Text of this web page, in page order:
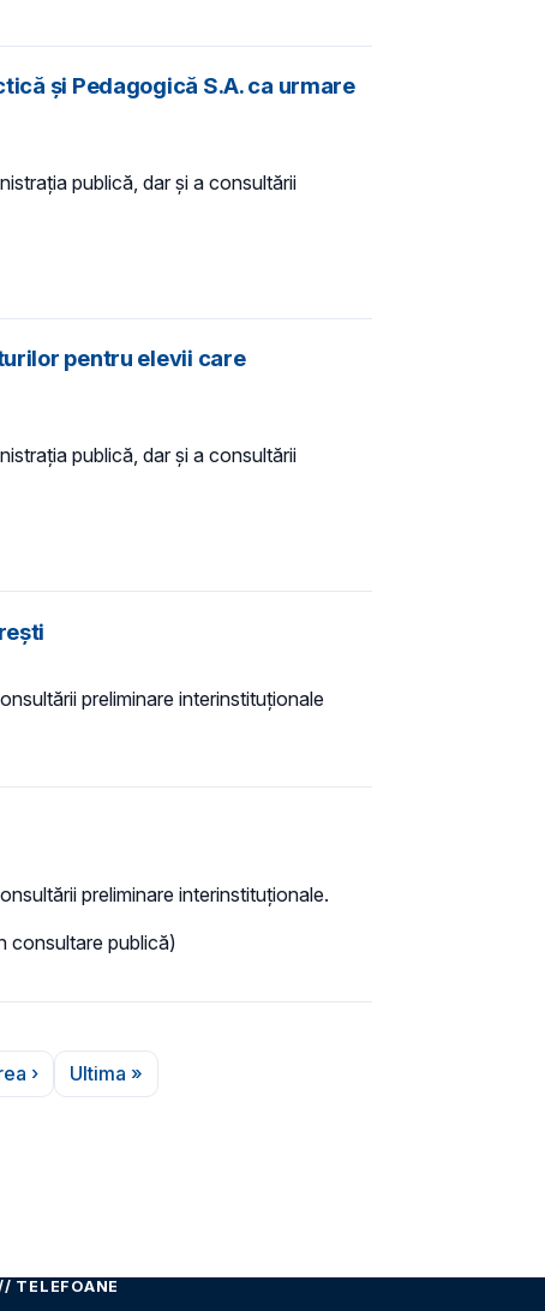
și Pedagogică S.A. ca urmare
publică, dar și a consultării
pentru elevii care
publică, dar și a consultării
preliminare interinstituționale
preliminare interinstituționale.
consultare publică)
următoare
›
Ultima pagină
Ultima »
TELEFOANE